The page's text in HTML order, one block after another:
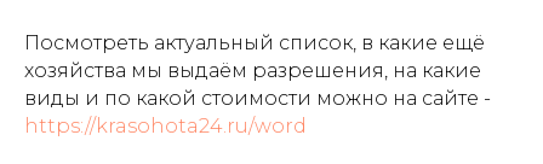
Посмотреть актуальный список, в какие ещё
хозяйства мы выдаём разрешения, на какие
виды и по какой стоимости можно на сайте -
https://krasohota24.ru/word